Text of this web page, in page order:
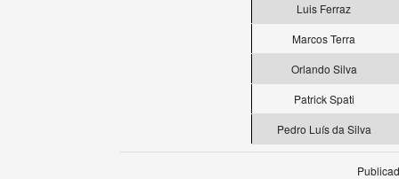
Luis Ferraz
Marcos Terra
Orlando Silva
Patrick Spati
Pedro Luís da Silva